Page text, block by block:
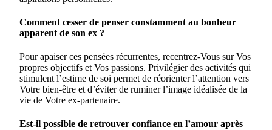
Comment cesser de penser constamment au bonheur
apparent de son ex ?
Pour apaiser ces pensées récurrentes, recentrez-Vous sur Vos
propres objectifs et Vos passions. Privilégier des activités qui
stimulent l’estime de soi permet de réorienter l’attention vers
Votre bien-être et d’éviter de ruminer l’image idéalisée de la
vie de Votre ex-partenaire.
Est-il possible de retrouver confiance en l’amour après